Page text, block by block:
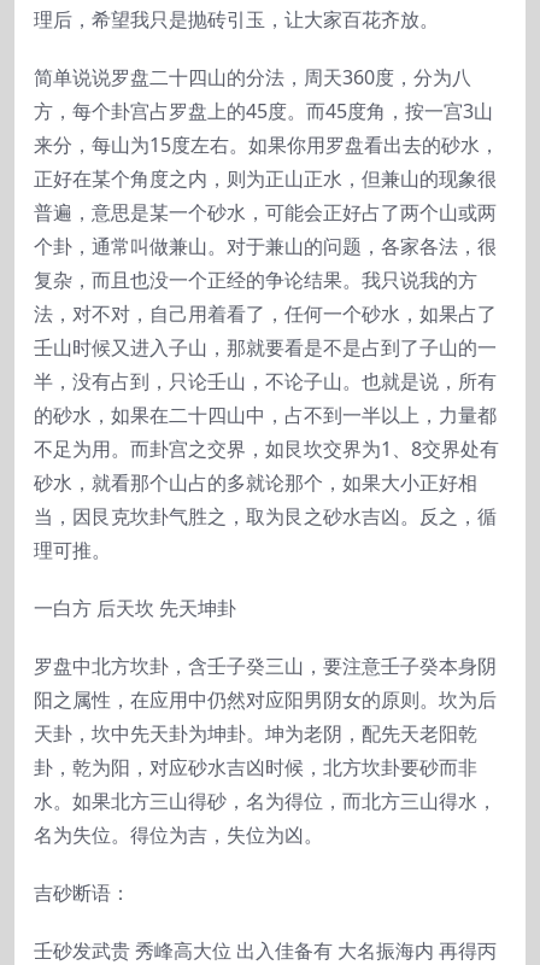
理后，希望我只是抛砖引玉，让大家百花齐放。
简单说说罗盘二十四山的分法，周天360度，分为八
方，每个卦宫占罗盘上的45度。而45度角，按一宫3山
来分，每山为15度左右。如果你用罗盘看出去的砂水，
正好在某个角度之内，则为正山正水，但兼山的现象很
普遍，意思是某一个砂水，可能会正好占了两个山或两
个卦，通常叫做兼山。对于兼山的问题，各家各法，很
复杂，而且也没一个正经的争论结果。我只说我的方
法，对不对，自己用着看了，任何一个砂水，如果占了
壬山时候又进入子山，那就要看是不是占到了子山的一
半，没有占到，只论壬山，不论子山。也就是说，所有
的砂水，如果在二十四山中，占不到一半以上，力量都
不足为用。而卦宫之交界，如艮坎交界为1、8交界处有
砂水，就看那个山占的多就论那个，如果大小正好相
当，因艮克坎卦气胜之，取为艮之砂水吉凶。反之，循
理可推。
一白方 后天坎 先天坤卦
罗盘中北方坎卦，含壬子癸三山，要注意壬子癸本身阴
阳之属性，在应用中仍然对应阳男阴女的原则。坎为后
天卦，坎中先天卦为坤卦。坤为老阴，配先天老阳乾
卦，乾为阳，对应砂水吉凶时候，北方坎卦要砂而非
水。如果北方三山得砂，名为得位，而北方三山得水，
名为失位。得位为吉，失位为凶。
吉砂断语：
壬砂发武贵 秀峰高大位 出入佳备有 大名振海内 再得丙